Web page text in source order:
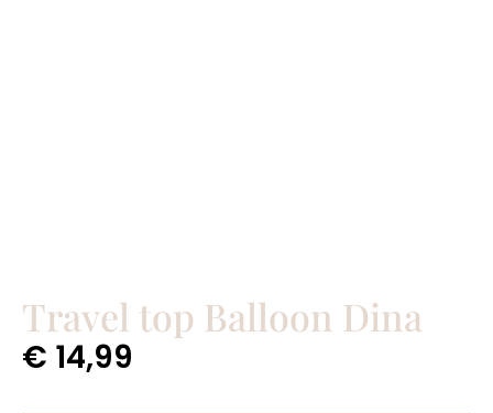
Travel top Balloon Dina
€ 14,99